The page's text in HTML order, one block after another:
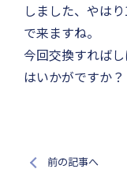
しました、やは
で来ますね。
今回交換すれば
はいかがですか？
前の記事へ